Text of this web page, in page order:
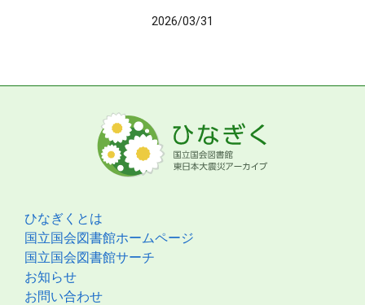
2026/03/31
ひなぎくとは
国立国会図書館ホームページ
国立国会図書館サーチ
お知らせ
お問い合わせ